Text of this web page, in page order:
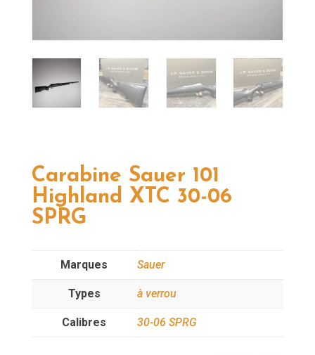
Carabine Sauer 101
Highland XTC 30-06
SPRG
Marques Sauer
Types à verrou
Calibres 30-06 SPRG